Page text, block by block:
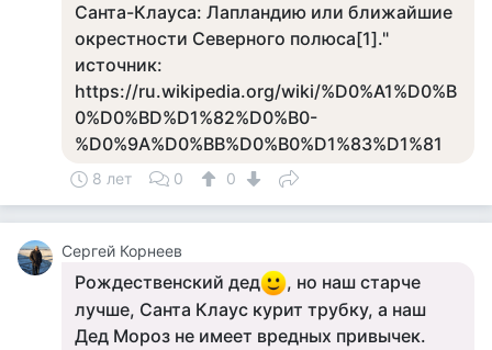
Санта-Клауса: Лапландию или ближайшие
окрестности Северного полюса[1]."
источник:
https://ru.wikipedia.org/wiki/%D0%A1%D0%B
0%D0%BD%D1%82%D0%B0-
%D0%9A%D0%BB%D0%B0%D1%83%D1%81
8 лет 0 0
Сергей Корнеев
Рождественский дед
, но наш старче
лучше, Санта Клаус курит трубку, а наш
Дед Мороз не имеет вредных привычек.